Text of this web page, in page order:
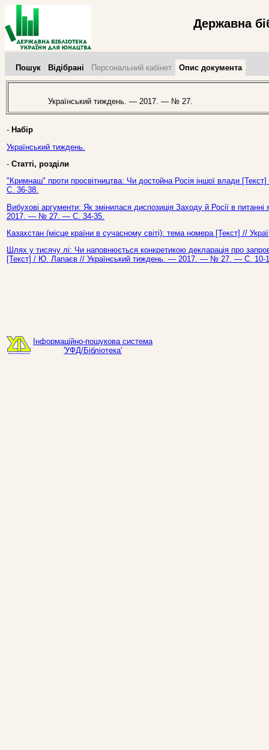
Державна
Пошук Відібрані Персональний кабінет Опис документа
Український тиждень. — 2017. — № 27.
- Набір
Український тиждень.
- Статті, розділи
"Кримнаш" проти просвітництва: Чи достойна Росія іншої влади
С. 36-38.
Вибухові аргументи: Як змінилася диспозиція Заходу й Росії в
2017. — № 27. — С. 34-35.
Казахстан (місце країни в сучасному світі): тема номера [Текст] //
Шлях у тисячу лі: Чи наповнюється конкретикою декларація про
[Текст] / Ю. Лапаєв // Український тиждень. — 2017. — № 27. — С. 10-
Інформаційно-пошукова система
'УФД/Бібліотека'